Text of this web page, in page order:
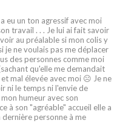
eu un ton agressif avec moi
travail . . . Je lui ai fait savoir
au préalable si mon colis y
je ne voulais pas me déplacer
des personnes comme moi
qu'elle me demandait
mal élevée avec moi ☹️ Je ne
ni le temps ni l'envie de
humeur avec son
à son "agréable" accueil elle a
personne à me